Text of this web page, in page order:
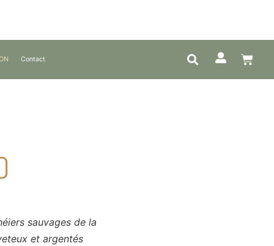
Contact
sauvages de la
et argentés